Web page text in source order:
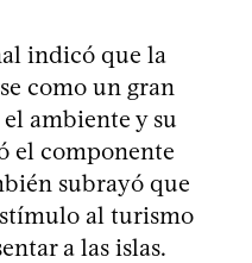
indicó que la
como un gran
ambiente y su
el componente
subrayó que
al turismo
a las islas.